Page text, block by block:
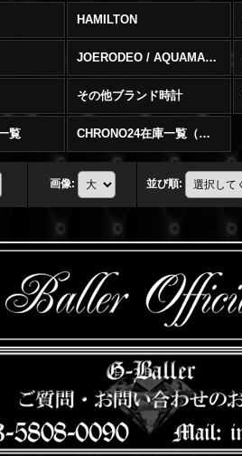
HAMILTON
JOERODEO / AQUAMASTER
その他ブランド時計
覧 CHRONO24在庫一覧（在庫切）
画像: 並び順: